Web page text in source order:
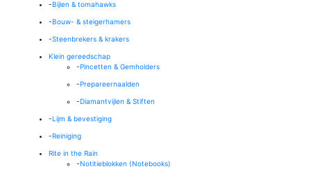
-Bijlen & tomahawks
-Bouw- & steigerhamers
-Steenbrekers & krakers
Klein gereedschap
-Pincetten & Gemholders
-Prepareernaalden
-Diamantvijlen & Stiften
-Lijm & bevestiging
-Reiniging
Rite in the Rain
-Notitieblokken (Notebooks)